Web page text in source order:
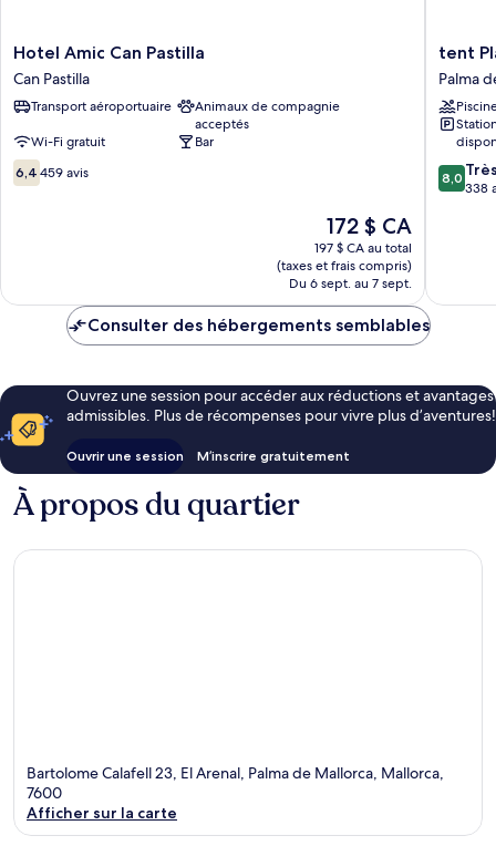
Hotel
Amic
Can
Pastilla
Pastilla
Hotel Amic Can Pastilla
Can Pastilla
Transport aéroportuaire
Animaux de compagnie
acceptés
Wi-Fi gratuit
Bar
6.4
sur
6,4 459 avis
Le
prix
est
de
172 $ CA
172 $ CA
197 $ CA au total
(taxes et frais compris)
Du 6 sept. au 7 sept.
tent
Playa
de
Palma
Palma
Mallorca
tent
Palma
8.0
sur
8,0
338
Consulter des hébergements semblables
Ouvrez une session pour accéder aux réductions et avantages
admissibles. Plus de récompenses pour vivre plus d’aventures!
Ouvrir une session M’inscrire gratuitement
À propos du quartier
Bartolome Calafell 23, El Arenal, Palma de Mallorca, Mallorca,
7600
Afficher sur la carte